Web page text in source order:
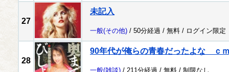
27
未記入
一般(その他) / 50分経過 / 無料 / ログイン限定
28
90年代が俺らの青春だったよな ｃ
一般(雑談) / 211分経過 / 無料 / 制限なし